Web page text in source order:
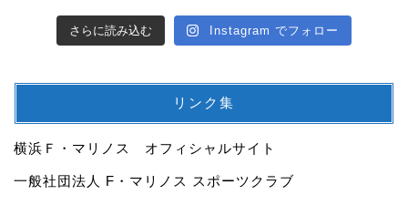
さらに読み込む Instagram でフォロー
リンク集
横浜Ｆ・マリノス オフィシャルサイト
一般社団法人 F・マリノス スポーツクラブ